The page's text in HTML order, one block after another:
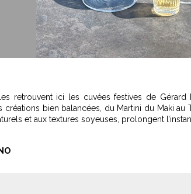
retrouvent ici les cuvées festives de Gérard
bien balancées, du Martini du Maki
et aux textures soyeuses, prolongent